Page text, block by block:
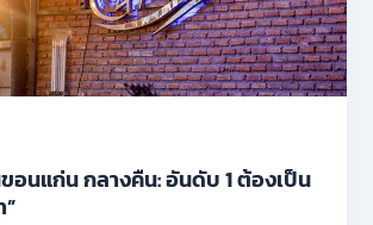
ขอนแก่น กลางคืน: อันดับ 1 ต้องเป็น